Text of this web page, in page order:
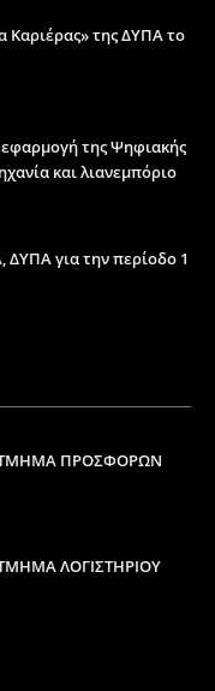
Καριέρας» της ΔΥΠΑ το
της Ψηφιακής
και λιανεμπόριο
για την περίοδο 1
ΤΜΗΜΑ ΠΡΟΣΦΟΡΩΝ
ΛΟΓΙΣΤΗΡΙΟΥ